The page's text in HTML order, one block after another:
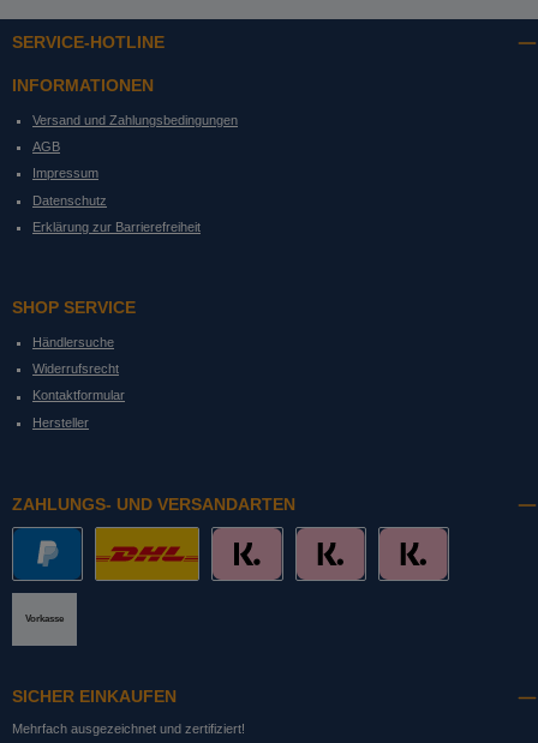
SERVICE-HOTLINE
INFORMATIONEN
Versand und Zahlungsbedingungen
AGB
Impressum
Datenschutz
Erklärung zur Barrierefreiheit
SHOP SERVICE
Händlersuche
Widerrufsrecht
Kontaktformular
Hersteller
ZAHLUNGS- UND VERSANDARTEN
Vorkasse
SICHER EINKAUFEN
Mehrfach ausgezeichnet und zertifiziert!